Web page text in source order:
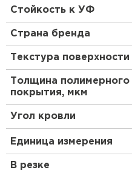
Стойкость к УФ
Страна бренда
Текстура поверхности
Толщина полимерного
покрытия, мкм
Угол кровли
Единица измерения
В резке